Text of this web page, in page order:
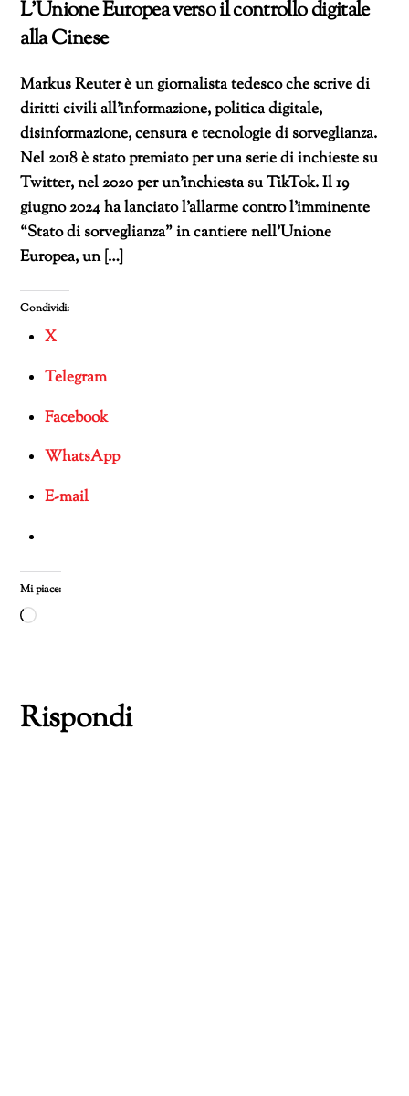
L’Unione Europea verso il controllo digitale
alla Cinese
Markus Reuter è un giornalista tedesco che scrive di
diritti civili all’informazione, politica digitale,
disinformazione, censura e tecnologie di sorveglianza.
Nel 2018 è stato premiato per una serie di inchieste su
Twitter, nel 2020 per un’inchiesta su TikTok. Il 19
giugno 2024 ha lanciato l’allarme contro l’imminente
“Stato di sorveglianza” in cantiere nell’Unione
Europea, un […]
Condividi:
X
Telegram
Facebook
WhatsApp
E-mail
Mi piace:
Caricamento
Rispondi